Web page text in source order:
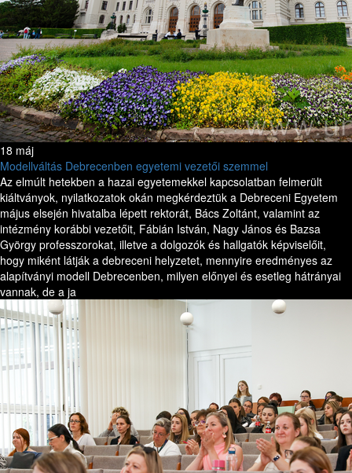
18 máj
Modellváltás Debrecenben egyetemi vezetői szemmel
Az elmúlt hetekben a hazai egyetemekkel kapcsolatban felmerült
kiáltványok, nyilatkozatok okán megkérdeztük a Debreceni Egyetem
május elsején hivatalba lépett rektorát, Bács Zoltánt, valamint az
intézmény korábbi vezetőit, Fábián István, Nagy János és Bazsa
György professzorokat, illetve a dolgozók és hallgatók képviselőit,
hogy miként látják a debreceni helyzetet, mennyire eredményes az
alapítványi modell Debrecenben, milyen előnyei és esetleg hátrányai
vannak, de a ja